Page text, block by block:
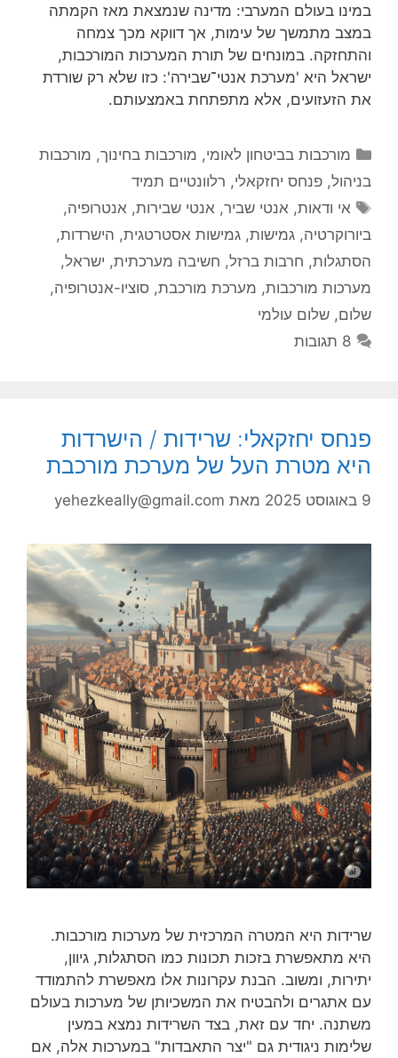
במינו בעולם המערבי: מדינה שנמצאת מאז הקמתה
במצב מתמשך של עימות, אך דווקא מכך צמחה
והתחזקה. במונחים של תורת המערכות המורכבות,
ישראל היא 'מערכת אנטי־שבירה': כזו שלא רק שורדת
את הזעזועים, אלא מתפתחת באמצעותם.
קטגוריות
מורכבות בביטחון לאומי, מורכבות בחינוך, מורכבות
בניהול, פנחס יחזקאלי, רלוונטיים תמיד
תגיות
אי ודאות, אנטי שביר, אנטי שבירות, אנטרופיה,
ביורוקרטיה, גמישות, גמישות אסטרטגית, הישרדות,
הסתגלות, חרבות ברזל, חשיבה מערכתית, ישראל,
מערכות מורכבות, מערכת מורכבת, סוציו-אנטרופיה,
שלום, שלום עולמי
8 תגובות
פנחס יחזקאלי: שרידות / הישרדות
היא מטרת העל של מערכת מורכבת
9 באוגוסט 2025 מאת yehezkeally@gmail.com
שרידות היא המטרה המרכזית של מערכות מורכבות.
היא מתאפשרת בזכות תכונות כמו הסתגלות, גיוון,
יתירות, ומשוב. הבנת עקרונות אלו מאפשרת להתמודד
עם אתגרים ולהבטיח את המשכיותן של מערכות בעולם
משתנה. יחד עם זאת, בצד השרידות נמצא במעין
שלימות ניגודית גם "יצר התאבדות" במערכות אלה, אם